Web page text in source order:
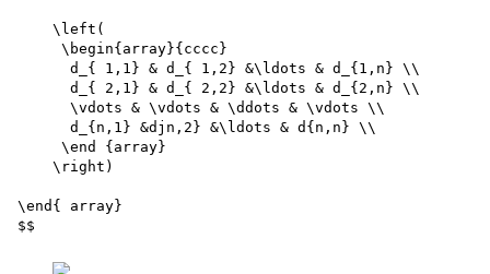
    \left(
     \begin{array}{cccc}
      d_{ 1,1} & d_{ 1,2} &\ldots & d_{1,n} \\
      d_{ 2,1} & d_{ 2,2} &\ldots & d_{2,n} \\
      \vdots & \vdots & \ddots & \vdots \\
      d_{n,1} &djn,2} &\ldots & d{n,n} \\
     \end {array}
    \right)
\end{ array}